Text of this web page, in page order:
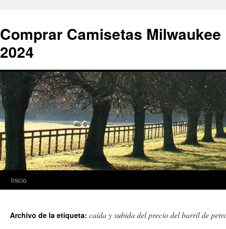
Comprar Camisetas
2024
Saltar
contenido
Inicio
Archivo de la etiqueta: caída y subida del precio del barril de